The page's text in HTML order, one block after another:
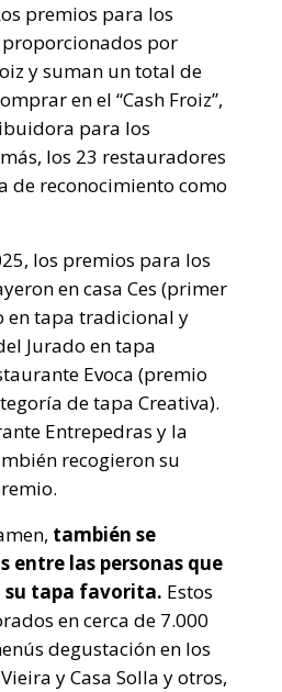
premios para los
por
y suman un total de
en el “Cash Froiz”,
para los
los 23 restauradores
de reconocimiento como
los premios para los
en casa Ces (primer
en tapa tradicional y
Jurado en tapa
Evoca (premio
de tapa Creativa).
Entrepedras y la
recogieron su
también se
entre las personas que
su tapa favorita. Estos
en cerca de 7.000
degustación en los
y Casa Solla y otros,